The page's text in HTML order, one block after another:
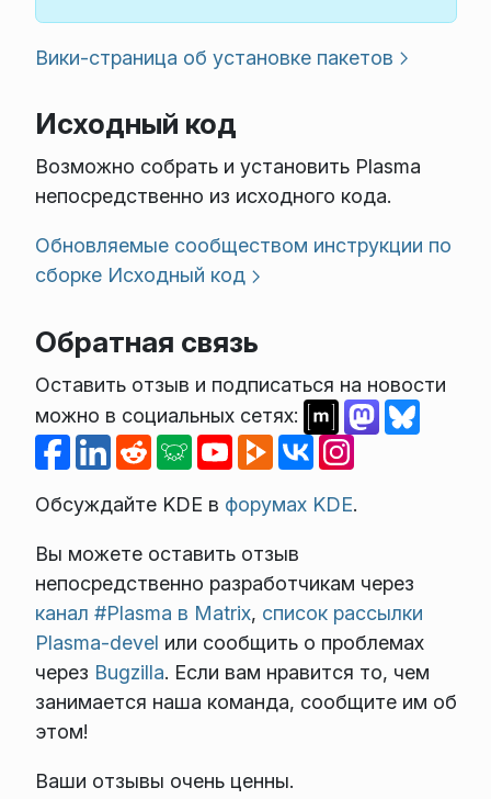
Вики-страница об установке пакетов
Исходный код
Возможно собрать и установить Plasma
непосредственно из исходного кода.
Обновляемые сообществом инструкции по
сборке Исходный код
Обратная связь
Оставить отзыв и подписаться на новости
можно в социальных сетях:
Обсуждайте KDE в форумах KDE.
Вы можете оставить отзыв
непосредственно разработчикам через
канал #Plasma в Matrix, список рассылки
Plasma-devel или сообщить о проблемах
через Bugzilla. Если вам нравится то, чем
занимается наша команда, сообщите им об
этом!
Ваши отзывы очень ценны.